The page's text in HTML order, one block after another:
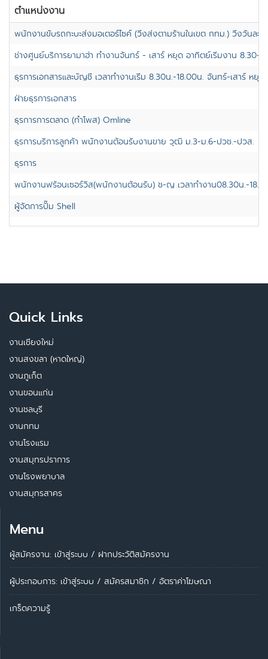
ตำแหน่งงาน
พนักงานขับรถกะบะส่งมอเตอร์ไซค์ (วิ่งส่งตามร้านในเขต กทม.) วิ่งวันละไ
ช่างศูนย์บริการยามาฮ่า ทำงานจันทร์ - เสาร์ หยุด อาทิตย์เริ่มงาน 8.30-
ธุรการเอกสารและบัญชี เวลาทำงานเริ่ม 8.30น.-18.00น. จันทร์-เสาร์ หยุ
ฝ่ายธุรการเอกสาร
ธุรการการตลาด (ทำโพส) Omline
ธุรการบริการลูกค้า พนักงานต้อนรับงานขาย วุฒิ ม.3-ม.6-ปวช.-ปวส.
ธุรการ
พนักงานฟร้อนเซอร์วิส(พนักงานต้อนรับ) ช-ญ เวลาทำงาน08.30น.-
ผู้จัดการปั๊ม Shell
Quick Links
งานเชียงใหม่
งานสงขลา (หาดใหญ่)
งานภูเก็ต
งานขอนแก่น
งานชลบุรี
งานกทม
งานโรงแรม
งานสมุทรปราการ
งานโรงพยาบาล
งานสมุทรสาคร
Menu
ผู้สมัครงาน: เข้าสู่ระบบ / ฝากประวัติสมัครงาน
ผู้ประกอบการ: เข้าสู่ระบบ / สมัครสมาชิก / อัตราค่าโฆษณา
เกร็ดความรู้